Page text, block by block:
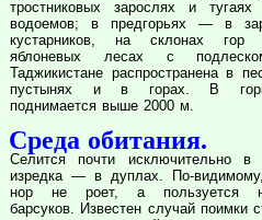
тростниковых зарослях и тугаях
водоемов; в предгорьях — в
кустарников, на склонах
яблоневых лесах с
Таджикистане распространена в
пустынях и в горах. В
поднимается выше 2000 м.
Среда обитания.
Селится почти исключительно в
изредка — в дуплах. По-
нор не роет, а пользуется
барсуков. Известен случай поимки